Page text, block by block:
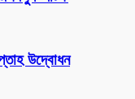
উদ্বোধন